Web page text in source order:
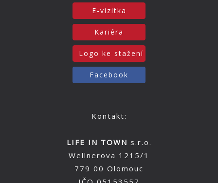
E-vizitka
Kariéra
Logo ke stažení
Facebook
Kontakt:
LIFE IN TOWN s.r.o.
Wellnerova 1215/1
779 00 Olomouc